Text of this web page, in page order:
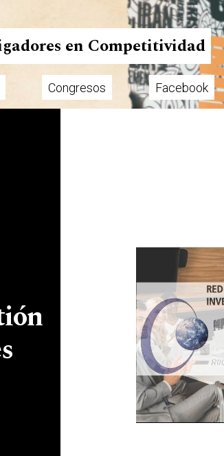
en Competitividad
Congresos Facebook
Imagen de portada